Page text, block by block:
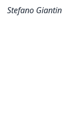
Stefano Giantin